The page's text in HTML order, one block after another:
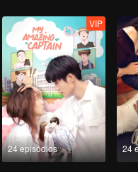
24 episódios
VIP
24